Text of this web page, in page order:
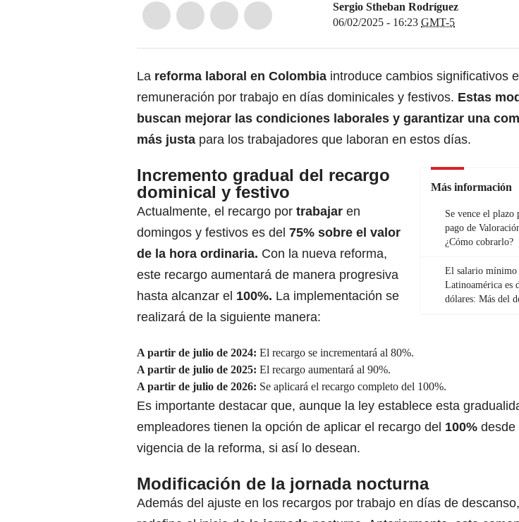
Sergio Stheban Rodríguez
06/02/2025 - 16:23 GMT-5
La reforma laboral en Colombia introduce cambios significativos
remuneración por trabajo en días dominicales y festivos. Estas
buscan mejorar las condiciones laborales y garantizar una
más justa para los trabajadores que laboran en estos días.
Más información
Se vence el plazo
pago de
¿Cómo cobrarlo?
El salario mínimo
Latinoamérica es
dólares: Más del
Incremento gradual del recargo
dominical y festivo
Actualmente, el recargo por trabajar en
domingos y festivos es del 75% sobre el valor
de la hora ordinaria. Con la nueva reforma,
este recargo aumentará de manera progresiva
hasta alcanzar el 100%. La implementación se
realizará de la siguiente manera:
A partir de julio de 2024: El recargo se incrementará al 80%.
A partir de julio de 2025: El recargo aumentará al 90%.
A partir de julio de 2026: Se aplicará el recargo completo del 100%.
Es importante destacar que, aunque la ley establece esta
empleadores tienen la opción de aplicar el recargo del 100% desde
vigencia de la reforma, si así lo desean.
Modificación de la jornada nocturna
Además del ajuste en los recargos por trabajo en días de